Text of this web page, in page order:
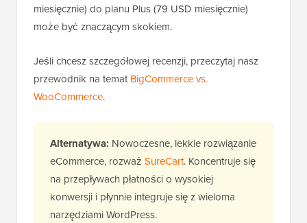
miesięcznie) do planu Plus (79 USD miesięcznie)
może być znaczącym skokiem.
Jeśli chcesz szczegółowej recenzji, przeczytaj nasz
przewodnik na tematBigCommerce vs.
WooCommerce.
Alternatywa: Nowoczesne, lekkie rozwiązanie
eCommerce, rozważ SureCart. Koncentruje się
na przepływach płatności o wysokiej
konwersji i płynnie integruje się z wieloma
narzędziami WordPress.